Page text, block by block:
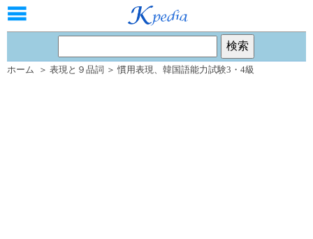
ホーム ＞ 表現と９品詞 ＞ 慣用表現、 韓国語能力試験3・4級